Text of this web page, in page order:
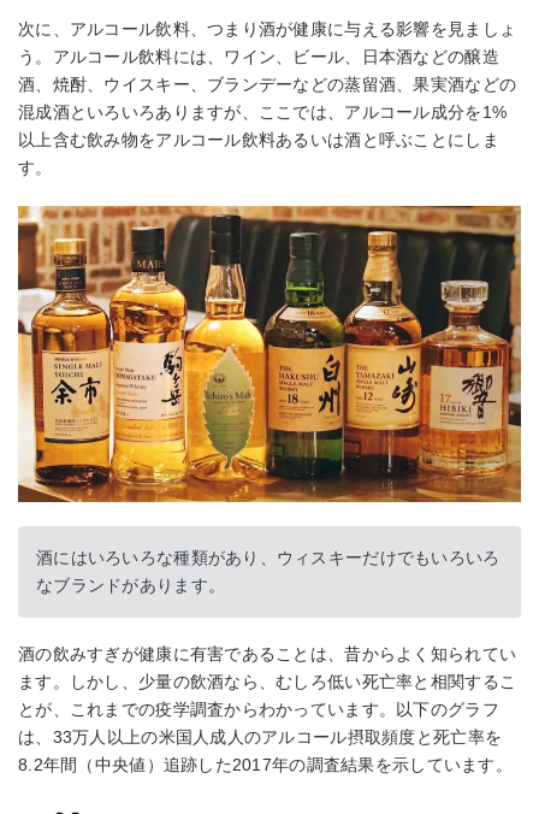
次に、アルコール飲料、つまり酒が健康に与える影響を見ましょ
う。アルコール飲料には、ワイン、ビール、日本酒などの醸造
酒、焼酎、ウイスキー、ブランデーなどの蒸留酒、果実酒などの
混成酒といろいろありますが、ここでは、アルコール成分を1%
以上含む飲み物をアルコール飲料あるいは酒と呼ぶことにしま
す。
酒にはいろいろな種類があり、ウィスキーだけでもいろいろ
なブランドがあります。
酒の飲みすぎが健康に有害であることは、昔からよく知られてい
ます。しかし、少量の飲酒なら、むしろ低い死亡率と相関するこ
とが、これまでの疫学調査からわかっています。以下のグラフ
は、33万人以上の米国人成人のアルコール摂取頻度と死亡率を
8.2年間（中央値）追跡した2017年の調査結果を示しています。